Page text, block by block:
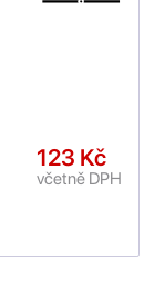
123 Kč
včetně DPH